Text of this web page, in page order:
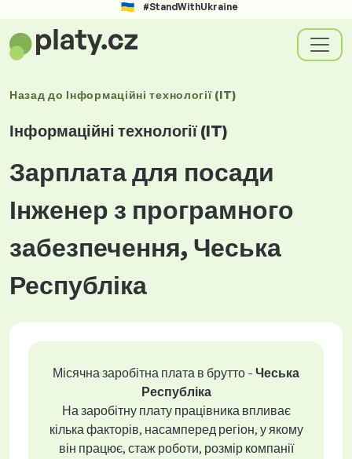
#StandWithUkraine
Назад до Інформаційні технології (IT)
Інформаційні технології (IT)
Зарплата для посади
Інженер з програмного
забезпечення, Чеська
Республіка
Місячна заробітна плата в брутто - Чеська
Республіка
На заробітну плату працівника впливає
кілька факторів, насамперед регіон, у якому
він працює, стаж роботи, розмір компанії